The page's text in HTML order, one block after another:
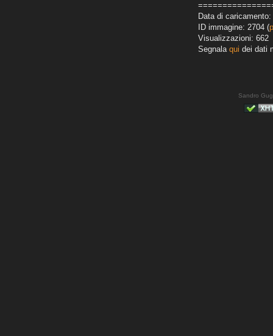
Data di
ID immagine: 2704 (
Visualizzazioni: 662
Segnala qui dei dati
Sandro